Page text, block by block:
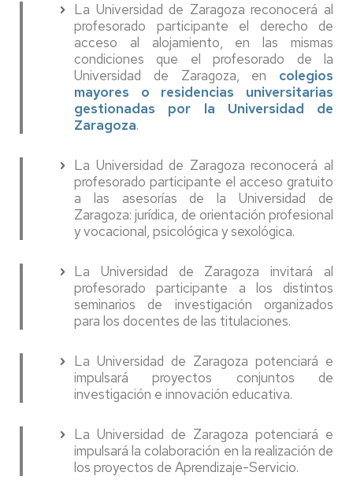
La Universidad de Zaragoza reconocerá al
profesorado participante el derecho de
acceso al alojamiento, en las mismas
condiciones que el profesorado de la
Universidad de Zaragoza, en colegios
mayores o residencias universitarias
gestionadas por la Universidad de
Zaragoza.
La Universidad de Zaragoza reconocerá al
profesorado participante el acceso gratuito
a las asesorías de la Universidad de
Zaragoza: jurídica, de orientación profesional
y vocacional, psicológica y sexológica.
La Universidad de Zaragoza invitará al
profesorado participante a los distintos
seminarios de investigación organizados
para los docentes de las titulaciones.
La Universidad de Zaragoza potenciará e
impulsará proyectos conjuntos de
investigación e innovación educativa.
La Universidad de Zaragoza potenciará e
impulsará la colaboración en la realización de
los proyectos de Aprendizaje-Servicio.